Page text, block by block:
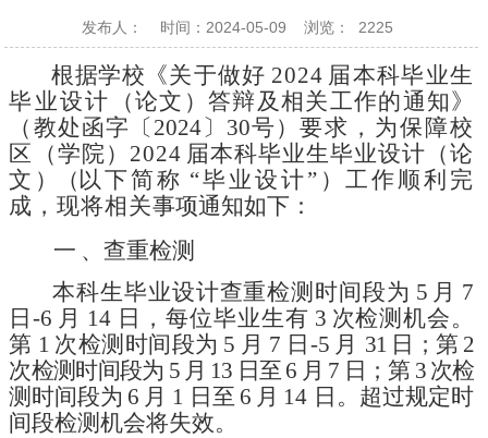
发布人： 时间：2024-05-09 浏览： 2225
根据学校 《关于做好 2024 届本科毕业生
毕业设计 （论文）答辩及相关工作的通知》
（教处函字〔 2024〕30号） 要求，为保障校
区（学院） 2024 届本科毕业生毕业设计（论
文 ）（ 以下简称 “毕业设计”）工作顺利完
成，现将相关事项通知如下：
一 、查重检测
本科生毕业设计查重检测时间段为 5 月 7
日-6 月 14 日，每位毕业生有 3 次检测机会。
第 1 次检测时间段为 5 月 7 日-5 月 31 日；第 2
次检测时间段为 5 月 13 日至 6 月 7 日；第 3 次检
测 时间段为 6 月 1 日至 6 月 14 日。超过规定时
间段检测机会将失效。